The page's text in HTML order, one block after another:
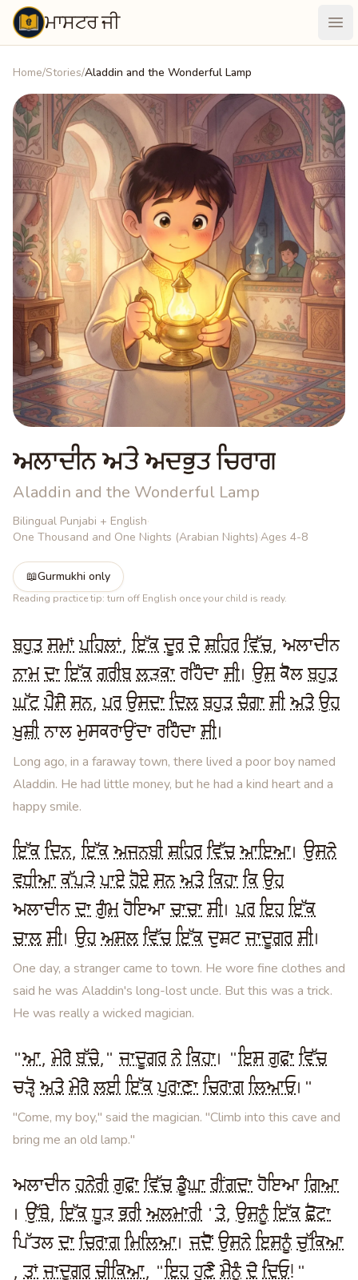
Maastarjiਮਾਸਟਰ ਜੀ
Home/Stories/Aladdin and the Wonderful Lamp
ਅਲਾਦੀਨ ਅਤੇ ਅਦਭੁਤ ਚਿਰਾਗ
Aladdin and the Wonderful Lamp
Bilingual Punjabi + English·
One Thousand and One Nights (Arabian Nights)·Ages 4-8
📖Gurmukhi only
Reading practice tip: turn off English once your child is ready.
ਬਹੁਤ ਸਮਾਂ ਪਹਿਲਾਂ, ਇੱਕ ਦੂਰ ਦੇ ਸ਼ਹਿਰ ਵਿੱਚ, ਅਲਾਦੀਨ
ਨਾਮ ਦਾ ਇੱਕ ਗਰੀਬ ਲੜਕਾ ਰਹਿੰਦਾ ਸੀ। ਉਸ ਕੋਲ ਬਹੁਤ
ਘੱਟ ਪੈਸੇ ਸਨ, ਪਰ ਉਸਦਾ ਦਿਲ ਬਹੁਤ ਚੰਗਾ ਸੀ ਅਤੇ ਉਹ
ਖੁਸ਼ੀ ਨਾਲ ਮੁਸਕਰਾਉਂਦਾ ਰਹਿੰਦਾ ਸੀ।
Long ago, in a faraway town, there lived a poor boy named
Aladdin. He had little money, but he had a kind heart and a
happy smile.
ਇੱਕ ਦਿਨ, ਇੱਕ ਅਜਨਬੀ ਸ਼ਹਿਰ ਵਿੱਚ ਆਇਆ। ਉਸਨੇ
ਵਧੀਆ ਕੱਪੜੇ ਪਾਏ ਹੋਏ ਸਨ ਅਤੇ ਕਿਹਾ ਕਿ ਉਹ
ਅਲਾਦੀਨ ਦਾ ਗੁੰਮ ਹੋਇਆ ਚਾਚਾ ਸੀ। ਪਰ ਇਹ ਇੱਕ
ਚਾਲ ਸੀ। ਉਹ ਅਸਲ ਵਿੱਚ ਇੱਕ ਦੁਸ਼ਟ ਜਾਦੂਗਰ ਸੀ।
One day, a stranger came to town. He wore fine clothes and
said he was Aladdin's long-lost uncle. But this was a trick.
He was really a wicked magician.
"ਆ, ਮੇਰੇ ਬੱਚੇ," ਜਾਦੂਗਰ ਨੇ ਕਿਹਾ। "ਇਸ ਗੁਫਾ ਵਿੱਚ
ਚੜ੍ਹੋ ਅਤੇ ਮੇਰੇ ਲਈ ਇੱਕ ਪੁਰਾਣਾ ਚਿਰਾਗ ਲਿਆਓ।"
"Come, my boy," said the magician. "Climb into this cave and
bring me an old lamp."
ਅਲਾਦੀਨ ਹਨੇਰੀ ਗੁਫਾ ਵਿੱਚ ਡੂੰਘਾ ਰੀਂਗਦਾ ਹੋਇਆ ਗਿਆ
। ਉੱਥੇ, ਇੱਕ ਧੂੜ ਭਰੀ ਅਲਮਾਰੀ 'ਤੇ, ਉਸਨੂੰ ਇੱਕ ਛੋਟਾ
ਪਿੱਤਲ ਦਾ ਚਿਰਾਗ ਮਿਲਿਆ। ਜਦੋਂ ਉਸਨੇ ਇਸਨੂੰ ਚੁੱਕਿਆ
, ਤਾਂ ਜਾਦੂਗਰ ਚੀਕਿਆ, "ਇਹ ਹੁਣੇ ਮੈਨੂੰ ਦੇ ਦਿਓ!"